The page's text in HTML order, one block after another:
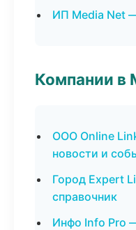
ИП Media Net
Компании в
ООО Online
новости и
Город Expert
справочник
Инфо Info Pro